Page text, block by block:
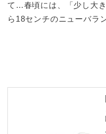
て…春頃には、「少し大
ら18センチのニューバラ